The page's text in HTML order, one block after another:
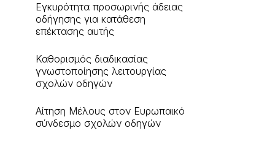
Εγκυρότητα προσωρινής άδειας
οδήγησης για κατάθεση
επέκτασης αυτής
Καθορισμός διαδικασίας
γνωστοποίησης λειτουργίας
σχολών οδηγών
Αίτηση Μέλους στον Ευρωπαικό
σύνδεσμο σχολών οδηγών